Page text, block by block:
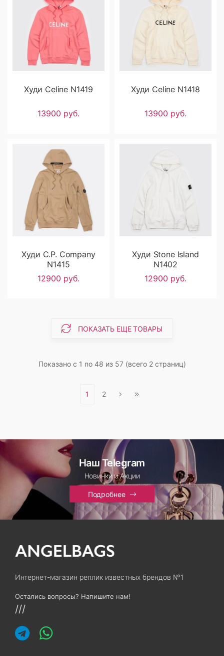
Худи Celine N1419
13900 руб.
Худи Celine N1418
13900 руб.
Худи C.P. Company
N1415
12900 руб.
Худи Stone Island
N1402
12900 руб.
ПОКАЗАТЬ ЕЩЕ ТОВАРЫ
Показано с 1 по 48 из 57 (всего 2 страниц)
1 2
Наш Telegram
Новинки и Акции
Подробнее
Интернет-магазин реплик известных брендов №1
Остались вопросы? Напишите нам!
///